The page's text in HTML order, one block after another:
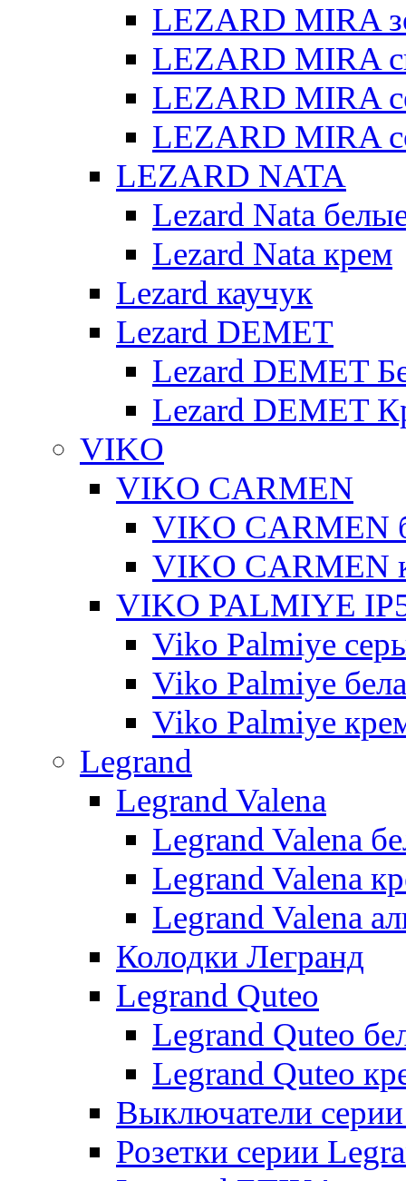
LEZARD MIRA
LEZARD MIRA
LEZARD MIRA
LEZARD MIRA
LEZARD NATA
Lezard Nata
Lezard Nata крем
Lezard каучук
Lezard DEMET
Lezard DEMET
Lezard DEMET
VIKO
VIKO CARMEN
VIKO CARMEN
VIKO CARMEN
VIKO PALMIYE
Viko Palmiye
Viko Palmiye
Viko Palmiye
Legrand
Legrand Valena
Legrand Valena
Legrand Valena
Legrand Valena
Колодки Легранд
Legrand Quteo
Legrand Quteo
Legrand Quteo
Выключатели
Розетки серии